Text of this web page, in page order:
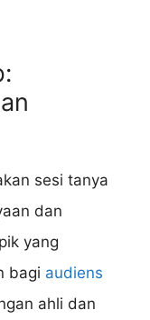
sesi tanya
dan
yang
bagi audiens
ahli dan